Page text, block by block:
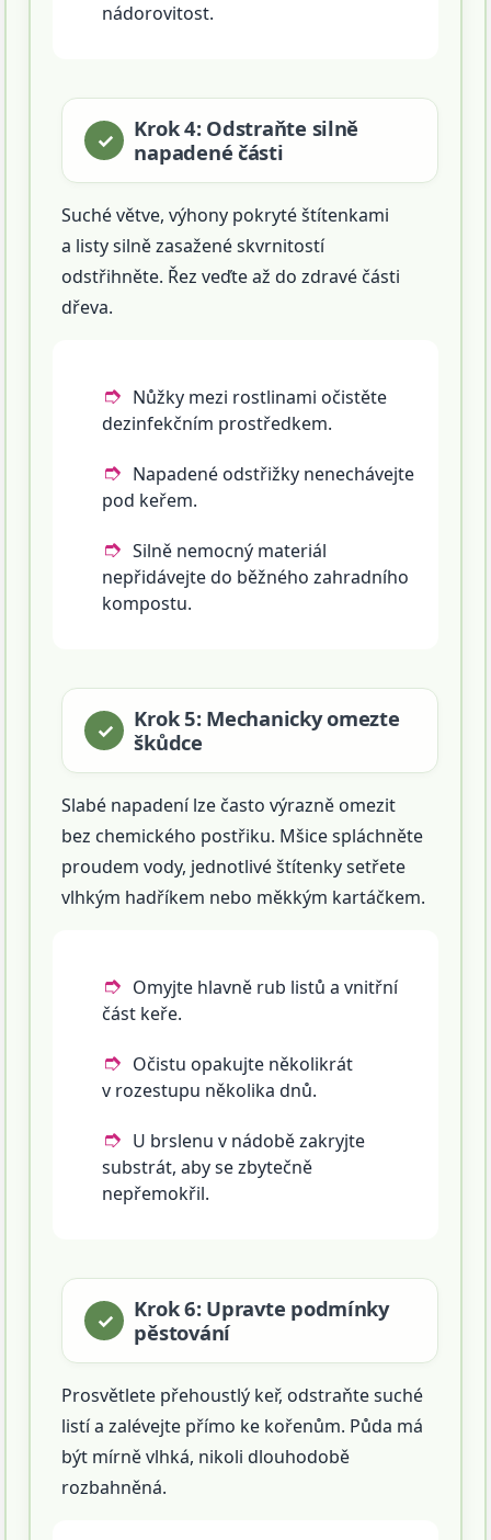
nádorovitost.
Krok 4: Odstraňte silně
napadené části
Suché větve, výhony pokryté štítenkami
a listy silně zasažené skvrnitostí
odstřihněte. Řez veďte až do zdravé části
dřeva.
Nůžky mezi rostlinami očistěte
dezinfekčním prostředkem.
Napadené odstřižky nenechávejte
pod keřem.
Silně nemocný materiál
nepřidávejte do běžného zahradního
kompostu.
Krok 5: Mechanicky omezte
škůdce
Slabé napadení lze často výrazně omezit
bez chemického postřiku. Mšice spláchněte
proudem vody, jednotlivé štítenky setřete
vlhkým hadříkem nebo měkkým kartáčkem.
Omyjte hlavně rub listů a vnitřní
část keře.
Očistu opakujte několikrát
v rozestupu několika dnů.
U brslenu v nádobě zakryjte
substrát, aby se zbytečně
nepřemokřil.
Krok 6: Upravte podmínky
pěstování
Prosvětlete přehoustlý keř, odstraňte suché
listí a zalévejte přímo ke kořenům. Půda má
být mírně vlhká, nikoli dlouhodobě
rozbahněná.